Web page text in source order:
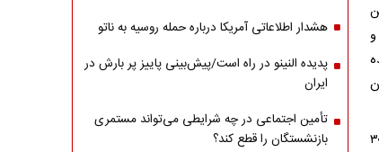
و
مخاطب در بازه زمانی ۱۰ روزه (۲۰ تا ۳۰
هشدار اطلاعاتی آمریکا درباره حمله روسیه به ناتو
پدیده النینو در راه است/پیش‌بینی پاییز پر بارش در
ایران
تأمین اجتماعی در چه شرایطی می‌تواند مستمری
بازنشستگان را قطع کند؟